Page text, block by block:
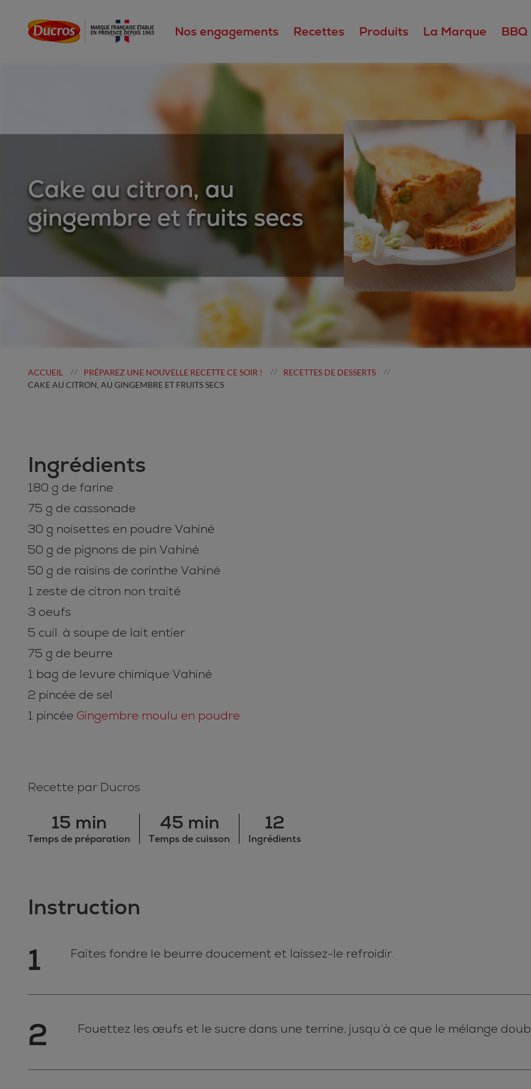
Nos engagements Recettes Produits La Marque BBQ
Cake au citron, au
gingembre et fruits secs
ACCUEIL // PRÉPAREZ UNE NOUVELLE RECETTE CE SOIR ! // RECETTES DE DESSERTS //
CAKE AU CITRON, AU GINGEMBRE ET FRUITS SECS
Ingrédients
180 g de farine
75 g de cassonade
30 g noisettes en poudre Vahiné
50 g de pignons de pin Vahiné
50 g de raisins de corinthe Vahiné
1 zeste de citron non traité
3 oeufs
5 cuil. à soupe de lait entier
75 g de beurre
1 bag de levure chimique Vahiné
2 pincée de sel
1 pincée Gingembre moulu en poudre
Recette par Ducros
15 min
Temps de préparation
45 min
Temps de cuisson
12
Ingrédients
Instruction
1 Faites fondre le beurre doucement et laissez-le refroidir.
2 Fouettez les œufs et le sucre dans une terrine, jusqu’à ce que le mélange